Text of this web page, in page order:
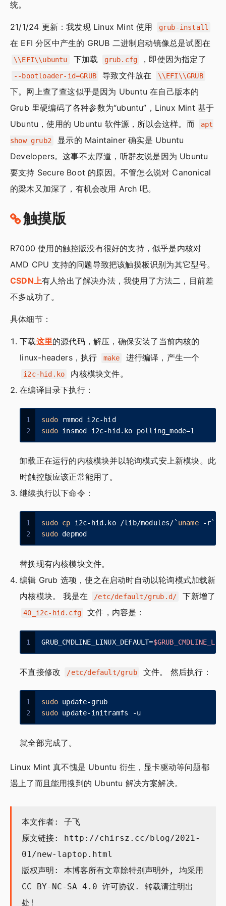
统。
21/1/24 更新：我发现 Linux Mint 使用 grub-install
在 EFI 分区中产生的 GRUB 二进制启动镜像总是试图在
\\EFI\\ubuntu 下加载 grub.cfg ，即使因为指定了
--bootloader-id=GRUB 导致文件放在 \\EFI\\GRUB
下。网上查了查这似乎是因为 Ubuntu 在自己版本的
Grub 里硬编码了各种参数为“ubuntu”，Linux Mint 基于
Ubuntu，使用的 Ubuntu 软件源，所以会这样。而
apt
show grub2
显示的 Maintainer 确实是 Ubuntu
Developers。这事不太厚道，听群友说是因为 Ubuntu
要支持 Secure Boot 的原因。不管怎么说对 Canonical
的梁木又加深了，有机会改用 Arch 吧。
触摸版
R7000 使用的触控版没有很好的支持，似乎是内核对
AMD CPU 支持的问题导致把该触摸板识别为其它型号。
CSDN上有人给出了解决办法，我使用了方法二，目前差
不多成功了。
具体细节：
下载这里的源代码，解压，确保安装了当前内核的
linux-headers，执行
make 进行编译，产生一个
i2c-hid.ko
内核模块文件。
在编译目录下执行：
1
2
sudo rmmod i2c-hid
sudo insmod i2c-hid.ko polling_mode=1
卸载正在运行的内核模块并以轮询模式安上新模块。此
时触控版应该正常能用了。
继续执行以下命令：
1
2
sudo cp i2c-hid.ko /lib/modules/` uname -r`/
sudo depmod
替换现有内核模块文件。
编辑 Grub 选项，使之在启动时自动以轮询模式加载新
内核模块。 我是在
/etc/default/grub.d/ 下新增了
40_i2c-hid.cfg 文件，内容是：
1 GRUB_CMDLINE_LINUX_DEFAULT=
不直接修改 /etc/default/grub 文件。 然后执行：
1
2
sudo update-grub
sudo update-initramfs -u
就全部完成了。
Linux Mint 真不愧是 Ubuntu 衍生，显卡驱动等问题都
遇上了而且能用搜到的 Ubuntu 解决方案解决。
本文作者: 子飞
原文链接: http://chirsz.cc/blog/2021-
01/new-laptop.html
版权声明: 本博客所有文章除特别声明外, 均采用
CC BY-NC-SA 4.0 许可协议. 转载请注明出
处!